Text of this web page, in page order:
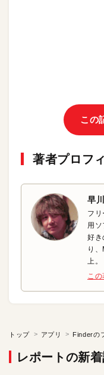
この
著者プロフ
早
フ
用
好き
り
上。
こ
トップ アプリ
レポートの新